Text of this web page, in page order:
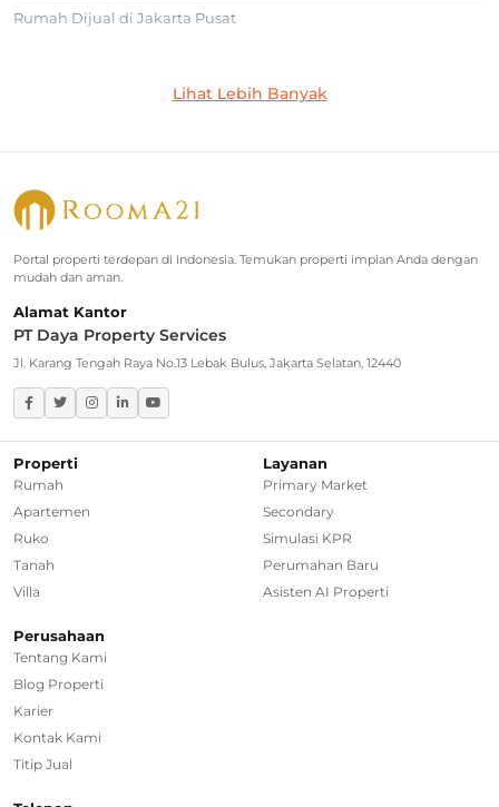
Rumah Dijual di Jakarta Pusat
Rumah Dijual di Jagakarsa
Rumah Dijual di Kebayoran Baru
Greater Jakarta
Rumah Dijual di Bekasi
Rumah Dijual di Bogor
Rumah Dijual di Depok
Regional Agencies
Bandung
Bali
Lihat Lebih Banyak
Portal properti terdepan di Indonesia. Temukan properti impian Anda dengan
mudah dan aman.
Alamat Kantor
PT Daya Property Services
Jl. Karang Tengah Raya No.13 Lebak Bulus, Jakarta Selatan, 12440
Properti
Rumah
Apartemen
Ruko
Tanah
Villa
Layanan
Primary Market
Secondary
Simulasi KPR
Perumahan Baru
Asisten AI Properti
Perusahaan
Tentang Kami
Blog Properti
Karier
Kontak Kami
Titip Jual